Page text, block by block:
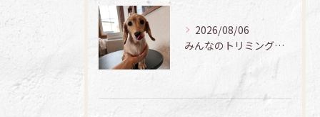
2026/08/06
みんなのトリミング日記🌟